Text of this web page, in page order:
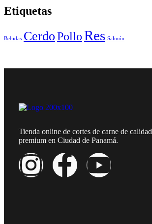
Etiquetas
Bebidas CerdoPolloRes Salmón
Tienda online de cortes de carne de calidad
premium en Ciudad de Panamá.